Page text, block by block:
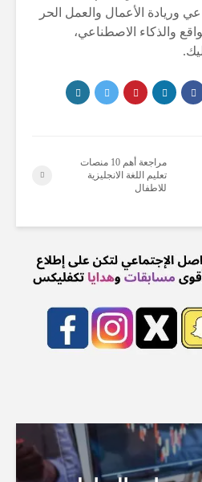
وريادة الأعمال والعمل الحر
والذكاء الاصطناعي،
مراجعة أهم 10 منصات
تعليم اللغة الانجليزية
للاطفال